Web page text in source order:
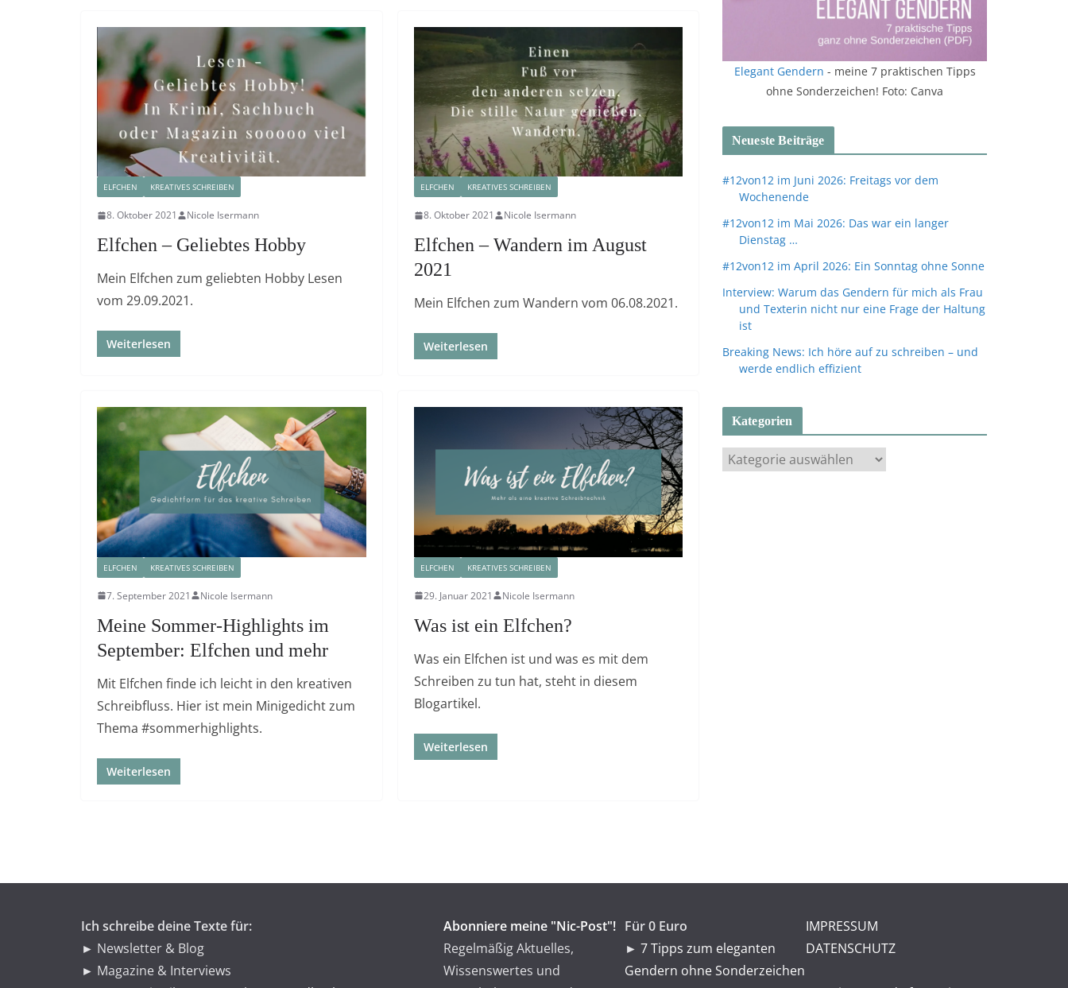
ELFCHEN KREATIVES SCHREIBEN
8. Oktober 2021 Nicole Isermann
Elfchen – Geliebtes Hobby
Mein Elfchen zum geliebten Hobby Lesen
vom 29.09.2021.
Weiterlesen
ELFCHEN KREATIVES SCHREIBEN
8. Oktober 2021 Nicole Isermann
Elfchen – Wandern im August
2021
Mein Elfchen zum Wandern vom 06.08.2021.
Weiterlesen
ELFCHEN KREATIVES SCHREIBEN
7. September 2021 Nicole Isermann
Meine Sommer-Highlights im
September: Elfchen und mehr
Mit Elfchen finde ich leicht in den kreativen
Schreibfluss. Hier ist mein Minigedicht zum
Thema #sommerhighlights.
Weiterlesen
ELFCHEN KREATIVES SCHREIBEN
29. Januar 2021 Nicole Isermann
Was ist ein Elfchen?
Was ein Elfchen ist und was es mit dem
Schreiben zu tun hat, steht in diesem
Blogartikel.
Weiterlesen
Elegant Gendern - meine 7 praktischen Tipps
ohne Sonderzeichen! Foto: Canva
Neueste Beiträge
#12von12 im Juni 2026: Freitags vor dem
Wochenende
#12von12 im Mai 2026: Das war ein langer
Dienstag …
#12von12 im April 2026: Ein Sonntag ohne Sonne
Interview: Warum das Gendern für mich als Frau
und Texterin nicht nur eine Frage der Haltung
ist
Breaking News: Ich höre auf zu schreiben – und
werde endlich effizient
Kategorien
a
Ich schreibe deine Texte für:
► Newsletter & Blog
► Magazine & Interviews
Abonniere meine "Nic-Post"!
Regelmäßig Aktuelles,
Wissenswertes und
Für 0 Euro
► 7 Tipps zum eleganten
Gendern ohne Sonderzeichen
IMPRESSUM
DATENSCHUTZ